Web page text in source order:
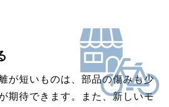
が短いものは、部品の傷みも少
期待できます。また、新しいモ